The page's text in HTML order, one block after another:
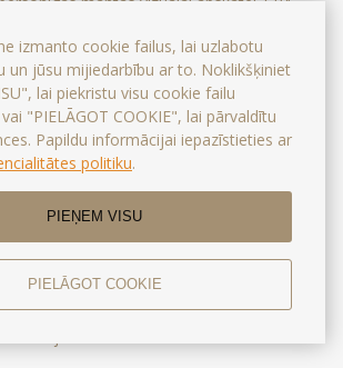
izmanto cookie failus, lai uzlabotu
un jūsu mijiedarbību ar to. Noklikšķiniet
lai piekristu visu cookie failu
"PIELĀGOT COOKIE", lai pārvaldītu
Papildu informācijai iepazīstieties ar
politiku.
PIEŅEM VISU
PIELĀGOT COOKIE
somas, mantas un priekšmetus, kā arī citas
mantas normatīvajos aktos noteiktajā
aizliegts atrasties basām kājām. SPA
ir atļauts tikai peldčībās, peldkostīmā,
vai pludmales apģērbā (šortos, T-kreklā,
aizliegts atrasties peldkostīmos vai
rāvējslēdzējiem, sprādzēm, kniedēm,
elementiem, kā arī apģērbā, kas